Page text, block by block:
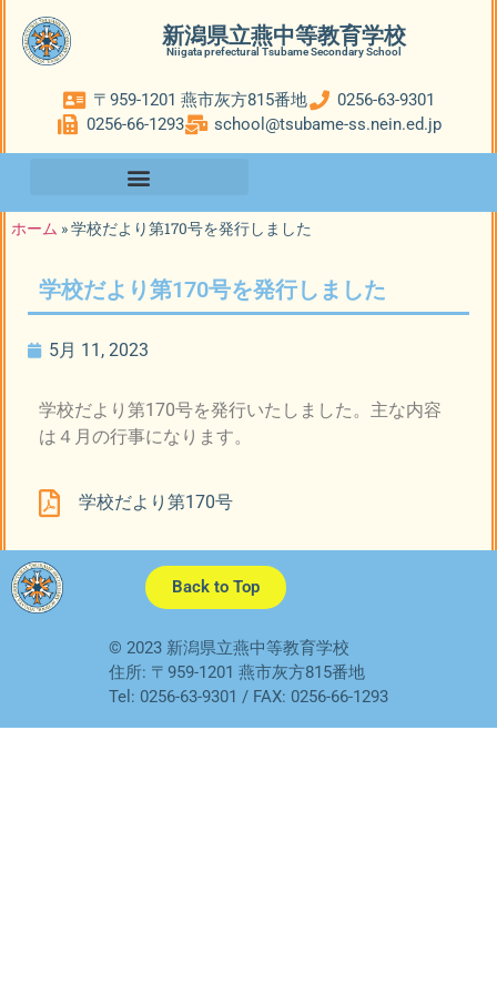
新潟県立燕中等教育学校
Niigata prefectural Tsubame Secondary School
〒959-1201 燕市灰方815番地
0256-63-9301
0256-66-1293
school@tsubame-ss.nein.ed.jp
ホーム »学校だより第170号を発行しました
学校だより第170号を発行しました
5月 11, 2023
学校だより第170号を発行いたしました。主な内容
は４月の行事になります。
学校だより第170号
Back to Top
© 2023 新潟県立燕中等教育学校
住所: 〒959-1201 燕市灰方815番地
Tel: 0256-63-9301 / FAX: 0256-66-1293